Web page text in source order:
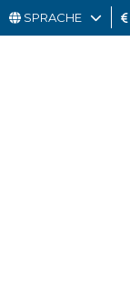
SPRACHE